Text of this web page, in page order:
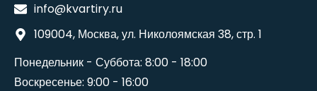
info@kvartiry.ru
109004, Москва, ул. Николоямская 38, стр. 1
Понедельник - Суббота: 8:00 - 18:00
Воскресенье: 9:00 - 16:00